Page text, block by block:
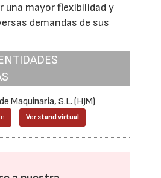
una mayor flexibilidad y
demandas de sus
Maquinaria, S.L. (HJM)
Ver stand virtual